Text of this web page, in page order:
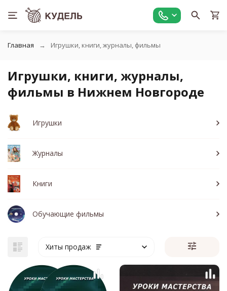
Главная Игрушки, книги, журналы, фильмы
Игрушки, книги, журналы,
фильмы в Нижнем Новгороде
Игрушки
Журналы
Книги
Обучающие фильмы
Хиты продаж